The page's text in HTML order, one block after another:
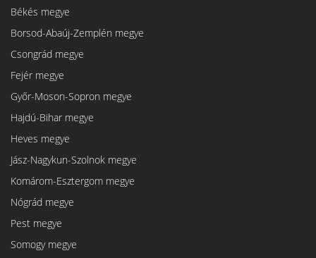
Békés megye
Borsod-Abaúj-Zemplén megye
Csongrád megye
Fejér megye
Győr-Moson-Sopron megye
Hajdú-Bihar megye
Heves megye
Jász-Nagykun-Szolnok megye
Komárom-Esztergom megye
Nógrád megye
Pest megye
Somogy megye